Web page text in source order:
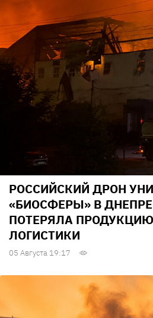
РОССИЙСКИЙ ДРОН
«БИОСФЕРЫ» В
ПОТЕРЯЛА
ЛОГИСТИКИ
05 Августа 19:17